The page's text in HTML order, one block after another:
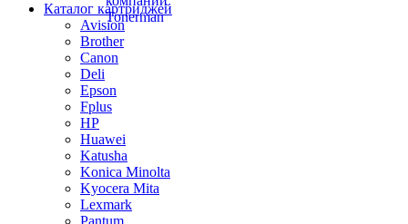
Каталог картриджей
Avision
Brother
Canon
Deli
Epson
Fplus
HP
Huawei
Katusha
Konica Minolta
Kyocera Mita
Lexmark
Pantum